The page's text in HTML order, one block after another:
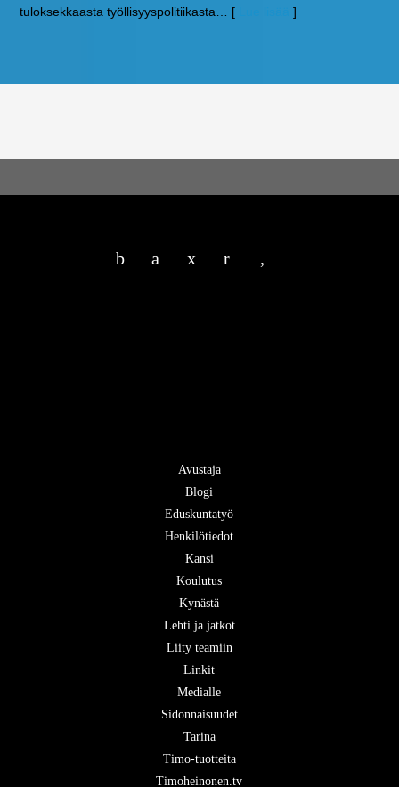
tuloksekkaasta työllisyyspolitiikasta … [ ]
b a x r ,
Avustaja
Blogi
Eduskuntatyö
Henkilötiedot
Kansi
Koulutus
Kynästä
Lehti ja jatkot
Liity teamiin
Linkit
Medialle
Sidonnaisuudet
Tarina
Timo-tuotteita
Timoheinonen.tv